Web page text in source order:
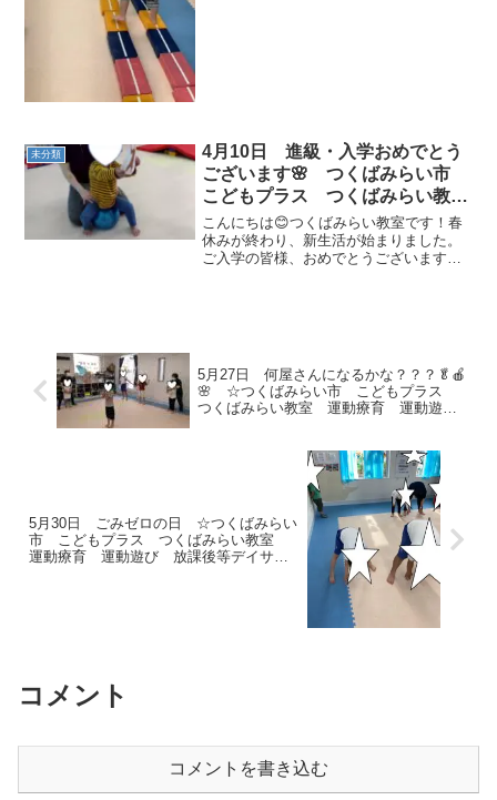
未分類
4月10日 進級・入学おめでとう
ございます🌸 つくばみらい市
こどもプラス つくばみらい教
室 放課後等デイサービス 運動
療育 運動遊び 児童発達支援
受給者証
こんにちは😊つくばみらい教室です！春
休みが終わり、新生活が始まりました。
ご入学の皆様、おめでとうございます🌸
5月27日 何屋さんになるかな？？？🥬🍎
🌸 ☆つくばみらい市 こどもプラス
つくばみらい教室 運動療育 運動遊
5月30日 ごみゼロの日 ☆つくばみらい
市 こどもプラス つくばみらい教室
運動療育 運動遊び 放課後等デイサー
コメント
コメントを書き込む